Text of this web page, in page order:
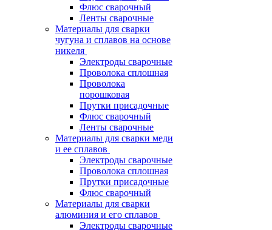
Флюс сварочный
Ленты сварочные
Материалы для сварки
чугуна и сплавов на основе
никеля
Электроды сварочные
Проволока сплошная
Проволока
порошковая
Прутки присадочные
Флюс сварочный
Ленты сварочные
Материалы для сварки меди
и ее сплавов
Электроды сварочные
Проволока сплошная
Прутки присадочные
Флюс сварочный
Материалы для сварки
алюминия и его сплавов
Электроды сварочные